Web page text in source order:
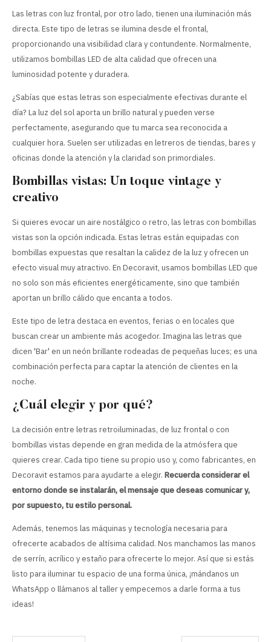
Las letras con luz frontal, por otro lado, tienen una iluminación más
directa. Este tipo de letras se ilumina desde el frontal,
proporcionando una visibilidad clara y contundente. Normalmente,
utilizamos bombillas LED de alta calidad que ofrecen una
luminosidad potente y duradera.
¿Sabías que estas letras son especialmente efectivas durante el
día? La luz del sol aporta un brillo natural y pueden verse
perfectamente, asegurando que tu marca sea reconocida a
cualquier hora. Suelen ser utilizadas en letreros de tiendas, bares y
oficinas donde la atención y la claridad son primordiales.
Bombillas vistas: Un toque vintage y
creativo
Si quieres evocar un aire nostálgico o retro, las letras con bombillas
vistas son la opción indicada. Estas letras están equipadas con
bombillas expuestas que resaltan la calidez de la luz y ofrecen un
efecto visual muy atractivo. En Decoravit, usamos bombillas LED que
no solo son más eficientes energéticamente, sino que también
aportan un brillo cálido que encanta a todos.
Este tipo de letra destaca en eventos, ferias o en locales que
buscan crear un ambiente más acogedor. Imagina las letras que
dicen 'Bar' en un neón brillante rodeadas de pequeñas luces; es una
combinación perfecta para captar la atención de clientes en la
noche.
¿Cuál elegir y por qué?
La decisión entre letras retroiluminadas, de luz frontal o con
bombillas vistas depende en gran medida de la atmósfera que
quieres crear. Cada tipo tiene su propio uso y, como fabricantes, en
Decoravit estamos para ayudarte a elegir. Recuerda considerar el
entorno donde se instalarán, el mensaje que deseas comunicar y,
por supuesto, tu estilo personal.
Además, tenemos las máquinas y tecnología necesaria para
ofrecerte acabados de altísima calidad. Nos manchamos las manos
de serrín, acrílico y estaño para ofrecerte lo mejor. Así que si estás
listo para iluminar tu espacio de una forma única, ¡mándanos un
WhatsApp o llámanos al taller y empecemos a darle forma a tus
ideas!